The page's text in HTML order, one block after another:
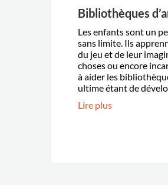
Bibliothèques
Les enfants sont un
sans limite. Ils
du jeu et de leur
choses ou encore
à aider les
ultime étant de
Lire plus